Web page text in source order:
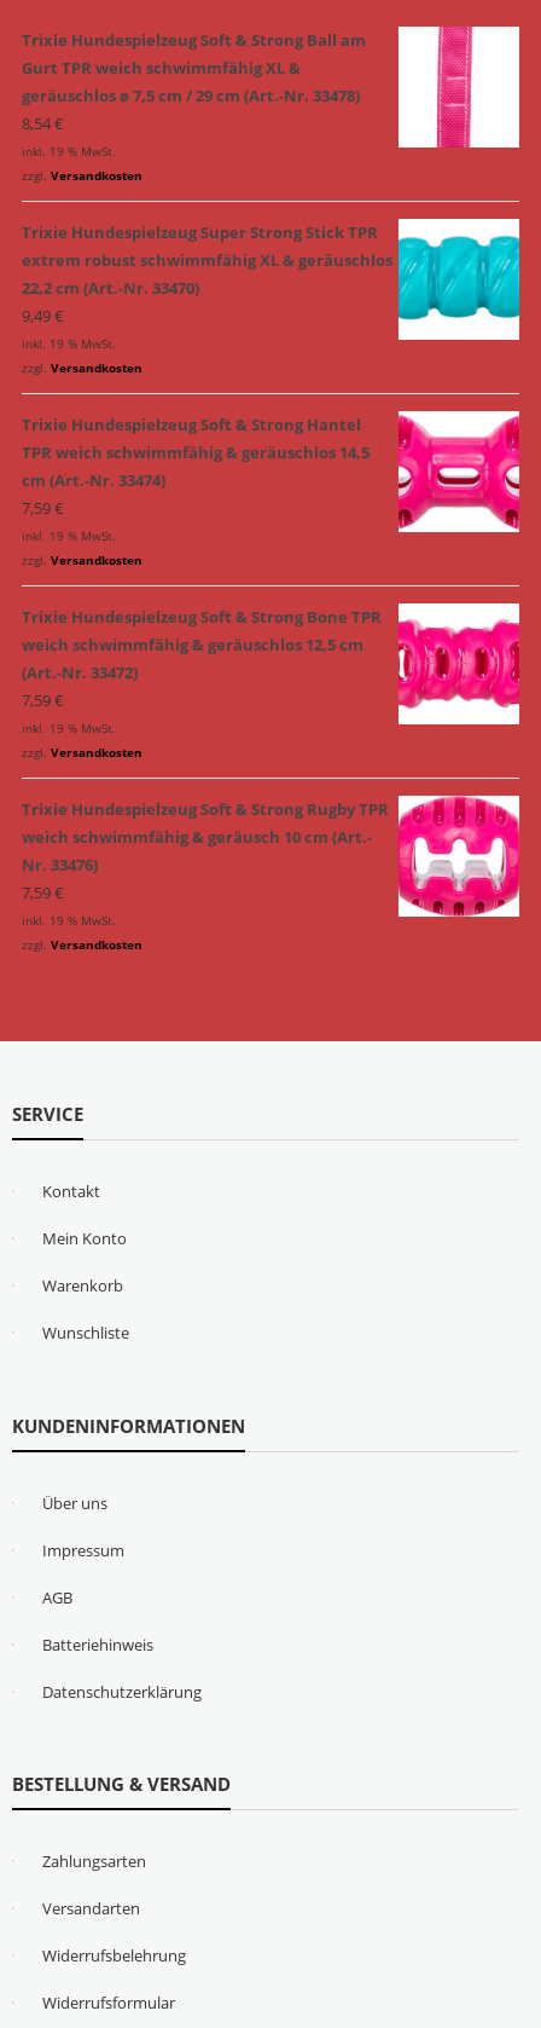
Trixie Hundespielzeug Soft & Strong Ball am
Gurt TPR weich schwimmfähig XL &
geräuschlos ø 7,5 cm / 29 cm (Art.-Nr. 33478)
8,54€
inkl. 19 % MwSt.
zzgl. Versandkosten
Trixie Hundespielzeug Super Strong Stick TPR
extrem robust schwimmfähig XL & geräuschlos
22,2 cm (Art.-Nr. 33470)
9,49€
inkl. 19 % MwSt.
zzgl. Versandkosten
Trixie Hundespielzeug Soft & Strong Hantel
TPR weich schwimmfähig & geräuschlos 14,5
cm (Art.-Nr. 33474)
7,59€
inkl. 19 % MwSt.
zzgl. Versandkosten
Trixie Hundespielzeug Soft & Strong Bone TPR
weich schwimmfähig & geräuschlos 12,5 cm
(Art.-Nr. 33472)
7,59€
inkl. 19 % MwSt.
zzgl. Versandkosten
Trixie Hundespielzeug Soft & Strong Rugby TPR
weich schwimmfähig & geräusch 10 cm (Art.-
Nr. 33476)
7,59€
inkl. 19 % MwSt.
zzgl. Versandkosten
SERVICE
Kontakt
Mein Konto
Warenkorb
Wunschliste
KUNDENINFORMATIONEN
Über uns
Impressum
AGB
Batteriehinweis
Datenschutzerklärung
BESTELLUNG & VERSAND
Zahlungsarten
Versandarten
Widerrufsbelehrung
Widerrufsformular